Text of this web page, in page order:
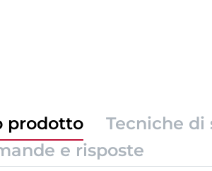
prodotto Tecniche di
e risposte